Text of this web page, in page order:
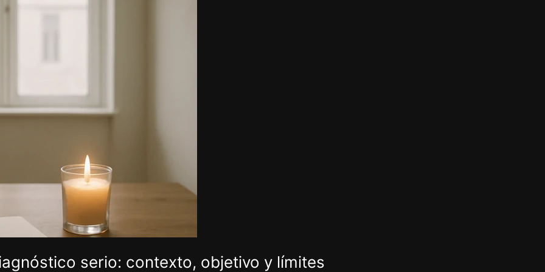
serio: contexto, objetivo y límites